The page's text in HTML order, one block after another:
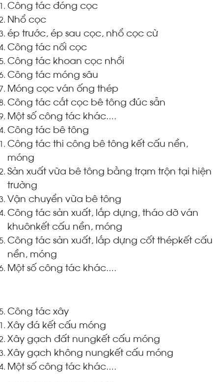
Công tác đóng cọc
Nhổ cọc
ép trước, ép sau cọc, nhổ cọc cừ
Công tác nối cọc
Công tác khoan cọc nhồi
Công tác móng sâu
Móng cọc ván ống thép
Công tác cắt cọc bê tông đúc sẵn
Một số công tác khác….
Công tác bê tông
Công tác thi công bê tông kết cấu nền,
móng
Sản xuất vữa bê tông bằng trạm trộn tại hiện
trường
Vận chuyển vữa bê tông
Công tác sản xuất, lắp dựng, tháo dỡ ván
khuônkết cấu nền, móng
Công tác sản xuất, lắp dựng cốt thépkết cấu
nền, móng
Một số công tác khác….
Công tác xây
Xây đá kết cấu móng
Xây gạch đất nungkết cấu móng
Xây gạch không nungkết cấu móng
Một số công tác khác….